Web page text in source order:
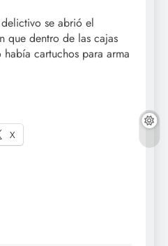
se abrió el
que dentro de las cajas
cartuchos para arma
X